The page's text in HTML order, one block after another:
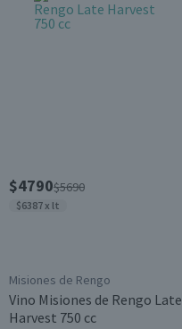
$4790$5690
$6387 x lt
Misiones de Rengo
Vino Misiones de Rengo Late
Harvest 750 cc